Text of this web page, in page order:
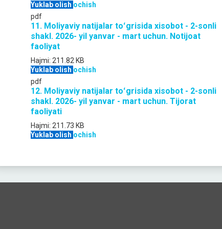
Yuklab olish ochish
pdf
11. Moliyaviy natijalar toʻgrisida xisobot - 2-sonli
shakl. 2026- yil yanvar - mart uchun. Notijoat
faoliyat
Hajmi: 211.82 KB
Yuklab olish ochish
pdf
12. Moliyaviy natijalar toʻgrisida xisobot - 2-sonli
shakl. 2026- yil yanvar - mart uchun. Tijorat
faoliyati
Hajmi: 211.73 KB
Yuklab olish ochish